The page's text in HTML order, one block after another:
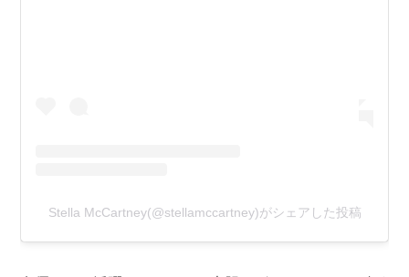
Stella McCartney(@stellamccartney)がシェアした投稿